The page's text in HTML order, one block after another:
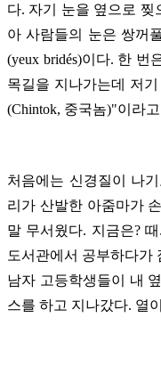
다. 자기 눈을 옆으로 찢
아 사람들의 눈은 쌍꺼
(yeux bridés)이다. 한 번
목길을 지나가는데 저
(Chintok, 중국놈)"이라
처음에는 신경질이 나
리가 산발한 아줌마가
말 무서웠다. 지금은?
도서관에서 공부하다가
남자 고등학생들이 내
스를 하고 지나갔다. 열